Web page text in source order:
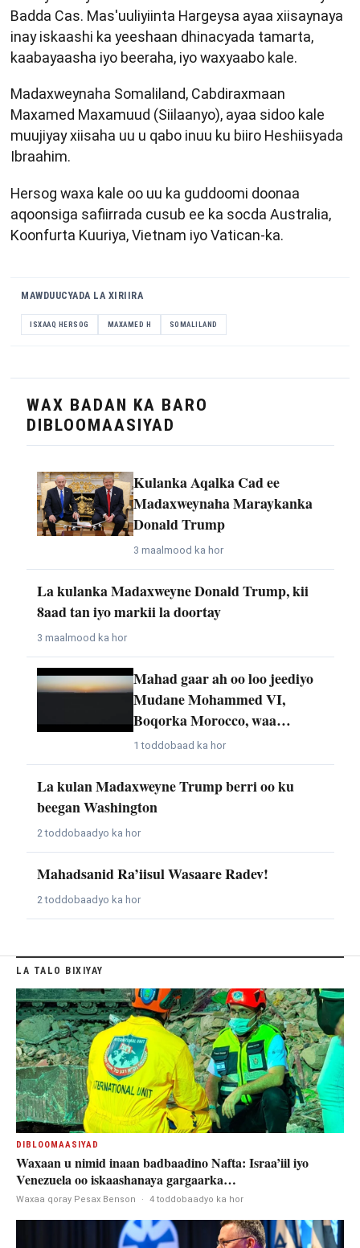
Badda Cas. Mas'uuliyiinta Hargeysa ayaa xiisaynaya
inay iskaashi ka yeeshaan dhinacyada tamarta,
kaabayaasha iyo beeraha, iyo waxyaabo kale.
Madaxweynaha Somaliland, Cabdiraxmaan
Maxamed Maxamuud (Siilaanyo), ayaa sidoo kale
muujiyay xiisaha uu u qabo inuu ku biiro Heshiisyada
Ibraahim.
Hersog waxa kale oo uu ka guddoomi doonaa
aqoonsiga safiirrada cusub ee ka socda Australia,
Koonfurta Kuuriya, Vietnam iyo Vatican-ka.
MAWDUUCYADA LA XIRIIRA
ISXAAQ HERSOG MAXAMED H SOMALILAND
WAX BADAN KA BARO
DIBLOOMAASIYAD
Kulanka Aqalka Cad ee
Madaxweynaha Maraykanka
Donald Trump
3 maalmood ka hor
La kulanka Madaxweyne Donald Trump, kii
8aad tan iyo markii la doortay
3 maalmood ka hor
Mahad gaar ah oo loo jeediyo
Mudane Mohammed VI,
Boqorka Morocco, waa…
1 toddobaad ka hor
La kulan Madaxweyne Trump berri oo ku
beegan Washington
2 toddobaadyo ka hor
Mahadsanid Ra’iisul Wasaare Radev!
2 toddobaadyo ka hor
LA TALO BIXIYAY
DIBLOOMAASIYAD
Waxaan u nimid inaan badbaadino Nafta: Israa’iil iyo
Venezuela oo iskaashanaya gargaarka…
Waxaa qoray Pesax Benson · 4 toddobaadyo ka hor